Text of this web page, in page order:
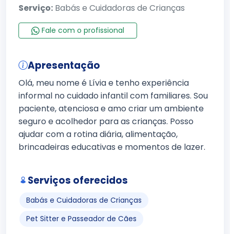
Serviço: Babás e Cuidadoras de Crianças
Fale com o profissional
Apresentação
Olá, meu nome é Lívia e tenho experiência
informal no cuidado infantil com familiares. Sou
paciente, atenciosa e amo criar um ambiente
seguro e acolhedor para as crianças. Posso
ajudar com a rotina diária, alimentação,
brincadeiras educativas e momentos de lazer.
Serviços oferecidos
Babás e Cuidadoras de Crianças
Pet Sitter e Passeador de Cães